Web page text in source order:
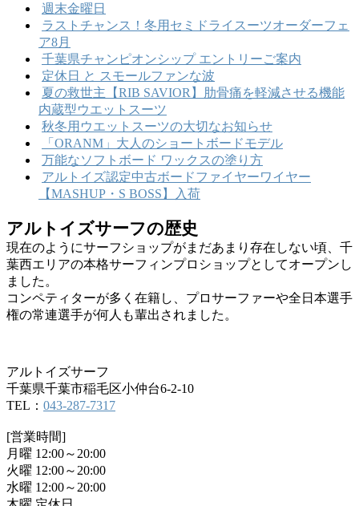
週末金曜日
ラストチャンス！冬用セミドライスーツオーダーフェ
ア8月
千葉県チャンピオンシップ エントリーご案内
定休日 と スモールファンな波
夏の救世主【RIB SAVIOR】肋骨痛を軽減させる機能
内蔵型ウエットスーツ
秋冬用ウエットスーツの大切なお知らせ
「ORANM」大人のショートボードモデル
万能なソフトボード ワックスの塗り方
アルトイズ認定中古ボードファイヤーワイヤー
【MASHUP・S BOSS】入荷
アルトイズサーフの歴史
現在のようにサーフショップがまだあまり存在しない頃、千
葉西エリアの本格サーフィンプロショップとしてオープンし
ました。
コンペティターが多く在籍し、プロサーファーや全日本選手
権の常連選手が何人も輩出されました。
アルトイズサーフ
千葉県千葉市稲毛区小仲台6-2-10
TEL： 043-287-7317
[営業時間]
月曜 12:00～20:00
火曜 12:00～20:00
水曜 12:00～20:00